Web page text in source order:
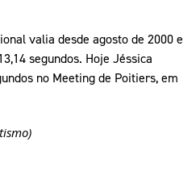
valia desde agosto de 2000 e
segundos. Hoje Jéssica
no Meeting de Poitiers, em